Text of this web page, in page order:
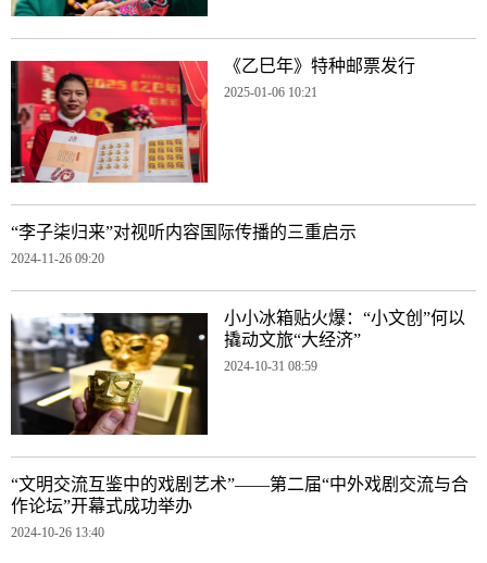
《乙巳年》特种邮票发行
2025-01-06 10:21
“李子柒归来”对视听内容国际传播的三重启示
2024-11-26 09:20
小小冰箱贴火爆：“小文创”何以
撬动文旅“大经济”
2024-10-31 08:59
“文明交流互鉴中的戏剧艺术”——第二届“中外戏剧交流与合
作论坛”开幕式成功举办
2024-10-26 13:40